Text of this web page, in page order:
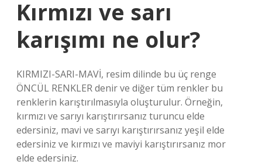
Kırmızı ve sarı
karışımı ne olur?
KIRMIZI-SARI-MAVİ, resim dilinde bu üç renge
ÖNCÜL RENKLER denir ve diğer tüm renkler bu
renklerin karıştırılmasıyla oluşturulur. Örneğin,
kırmızı ve sarıyı karıştırırsanız turuncu elde
edersiniz, mavi ve sarıyı karıştırırsanız yeşil elde
edersiniz ve kırmızı ve maviyi karıştırırsanız mor
elde edersiniz.